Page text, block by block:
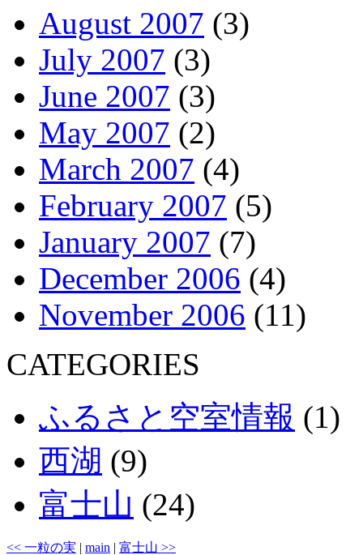
August 2007 (3)
July 2007 (3)
June 2007 (3)
May 2007 (2)
March 2007 (4)
February 2007 (5)
January 2007 (7)
December 2006 (4)
November 2006 (11)
CATEGORIES
ふるさと空室情報 (1)
西湖 (9)
富士山 (24)
<< 一粒の実 | main | 富士山 >>